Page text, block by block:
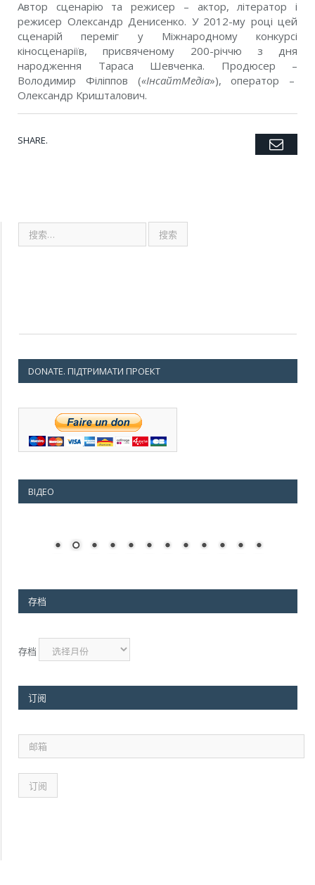
Автор сценарію та режисер – актор, літератор і
режисер Олександр Денисенко. У 2012-му році цей
сценарій переміг у Міжнародному конкурсі
кіносценаріїв, присвяченому 200-річчю з дня
народження Тараса Шевченка. Продюсер –
Володимир Філіппов («ІнсайтМедіа»), оператор –
Олександр Кришталович.
SHARE. Twitter
Facebook
Google+
Pinterest
LinkedIn
Tumblr
DONATE. ПІДТРИМАТИ ПРОЕКТ
ВІДЕО
存档
存档
订阅